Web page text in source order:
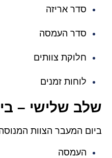
סדר אריזה
סדר העמסה
חלוקת צוותים
לוחות זמנים
שלב שלישי –
ביום המעבר הצוות
העמסה